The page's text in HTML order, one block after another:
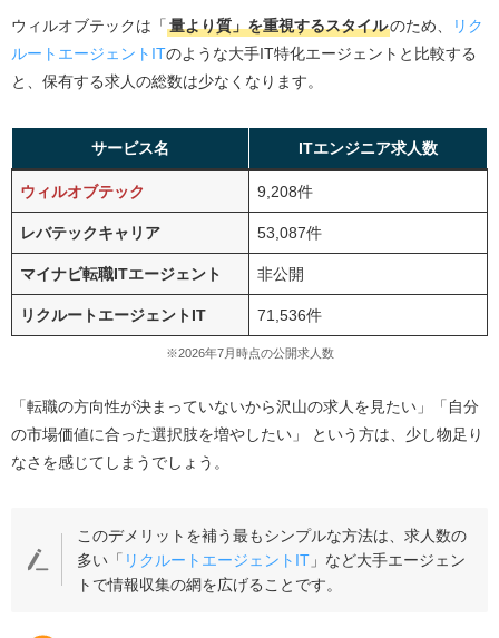
ウィルオブテックは「量より質」を重視するスタイルのため、
リク
ルートエージェントITのような大手IT特化エージェントと比較する
と、保有する求人の総数は少なくなります。
サービス名 ITエンジニア求人数
ウィルオブテック 9,208件
レバテックキャリア 53,087件
マイナビ転職ITエージェント 非公開
リクルートエージェントIT 71,536件
※2026年7月時点の公開求人数
「転職の方向性が決まっていないから沢山の求人を見たい」「自分
の市場価値に合った選択肢を増やしたい」 という方は、少し物足り
なさを感じてしまうでしょう。
このデメリットを補う最もシンプルな方法は、求人数の
多い「 リクルートエージェントIT 」など大手エージェン
トで情報収集の網を広げることです。